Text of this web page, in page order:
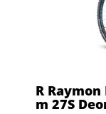
R
m 27S